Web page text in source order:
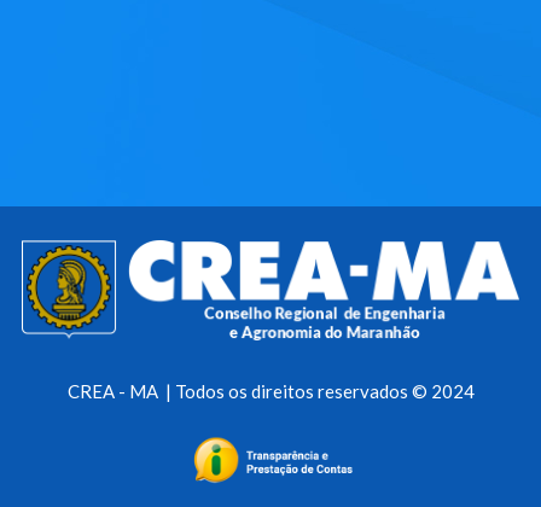
CREA - MA | Todos os direitos reservados © 2024